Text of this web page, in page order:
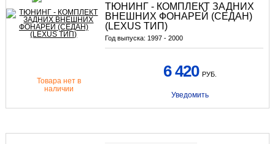
ТЮНИНГ - КОМПЛЕКТ ЗАДНИХ
ВНЕШНИХ ФОНАРЕЙ (СЕДАН)
(LEXUS ТИП)
Год выпуска: 1997 - 2000
Товара нет в
наличии
6 420 РУБ.
Уведомить